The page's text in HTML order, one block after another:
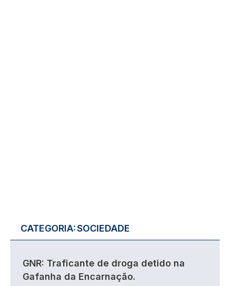
CATEGORIA:SOCIEDADE
GNR: Traficante de droga detido na
Gafanha da Encarnação.